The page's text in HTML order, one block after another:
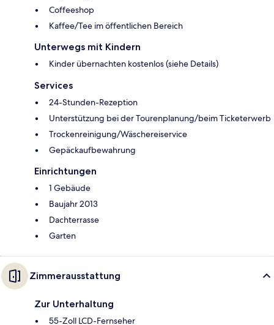
Coffeeshop
Kaffee/Tee im öffentlichen Bereich
Unterwegs mit Kindern
Kinder übernachten kostenlos (siehe Details)
Services
24-Stunden-Rezeption
Unterstützung bei der Tourenplanung/beim Ticketerwerb
Trockenreinigung/Wäschereiservice
Gepäckaufbewahrung
Einrichtungen
1 Gebäude
Baujahr 2013
Dachterrasse
Garten
Zimmerausstattung
Zur Unterhaltung
55-Zoll LCD-Fernseher